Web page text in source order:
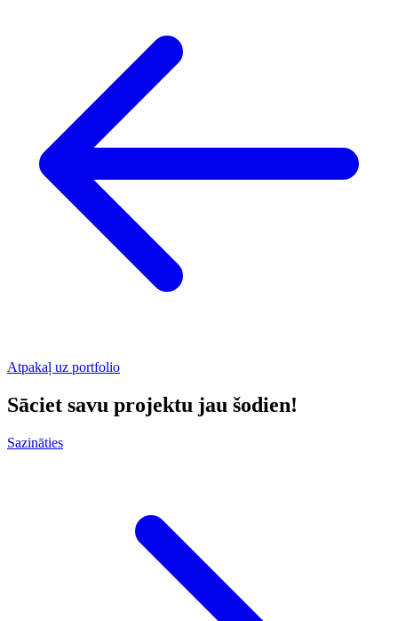
Atpakaļ uz portfolio
Sāciet savu projektu jau šodien!
Sazināties